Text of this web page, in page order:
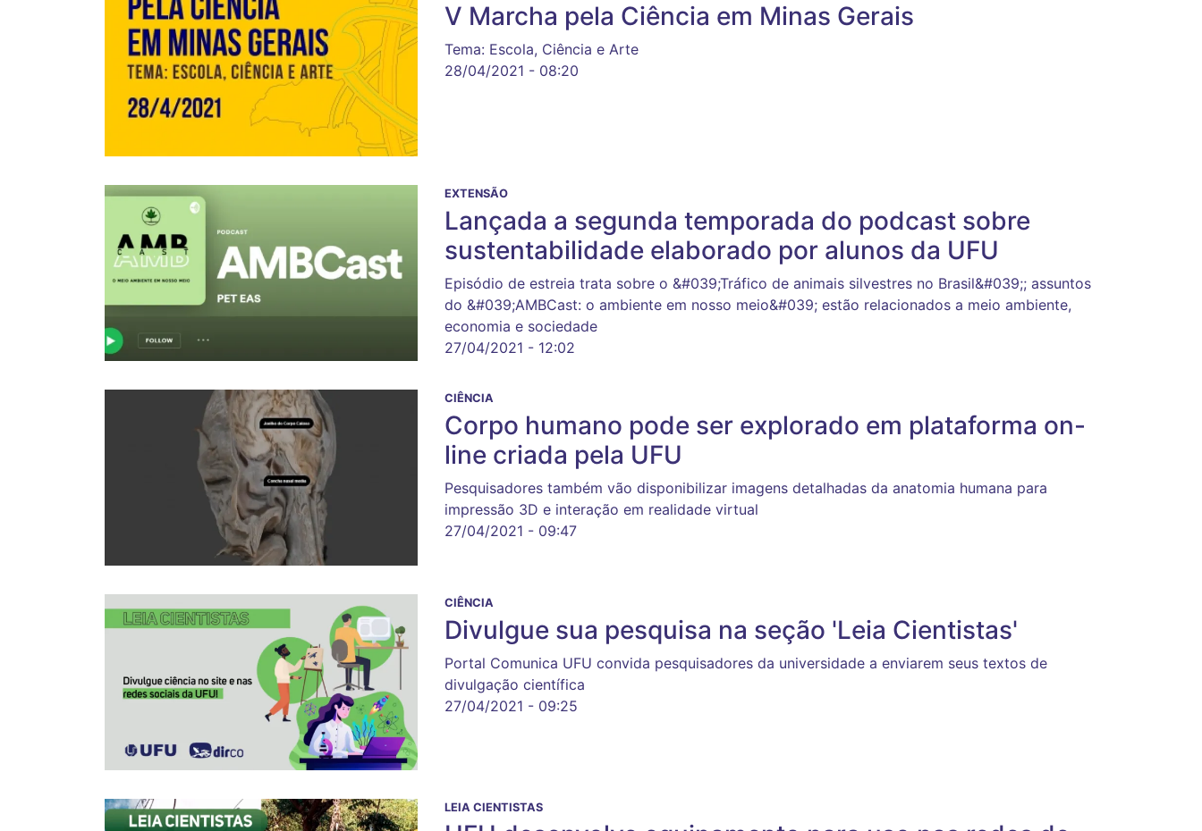
V Marcha pela Ciência em Minas Gerais
Tema: Escola, Ciência e Arte
28/04/2021 - 08:20
EXTENSÃO
Lançada a segunda temporada do podcast sobre
sustentabilidade elaborado por alunos da UFU
Episódio de estreia trata sobre o &#039;Tráfico de animais silvestres no Brasil&#039;; assuntos
do &#039;AMBCast: o ambiente em nosso meio&#039; estão relacionados a meio ambiente,
economia e sociedade
27/04/2021 - 12:02
CIÊNCIA
Corpo humano pode ser explorado em plataforma on-
line criada pela UFU
Pesquisadores também vão disponibilizar imagens detalhadas da anatomia humana para
impressão 3D e interação em realidade virtual
27/04/2021 - 09:47
CIÊNCIA
Divulgue sua pesquisa na seção 'Leia Cientistas'
Portal Comunica UFU convida pesquisadores da universidade a enviarem seus textos de
divulgação científica
27/04/2021 - 09:25
LEIA CIENTISTAS